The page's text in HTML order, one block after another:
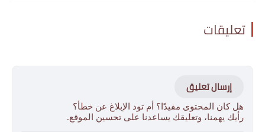
تعليقات
إرسال تعليق
هل كان المحتوى مفيدًا؟ أم تود الإبلاغ عن خطأ؟
رأيك يهمنا، وتعليقك يساعدنا على تحسين الموقع.